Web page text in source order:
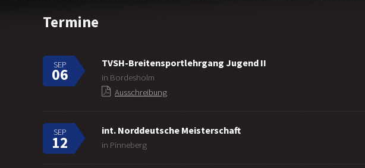
Termine
SEP
06
TVSH-Breitensportlehrgang Jugend II
in Bordesholm
Ausschreibung
SEP
12
int. Norddeutsche Meisterschaft
in Pinneberg